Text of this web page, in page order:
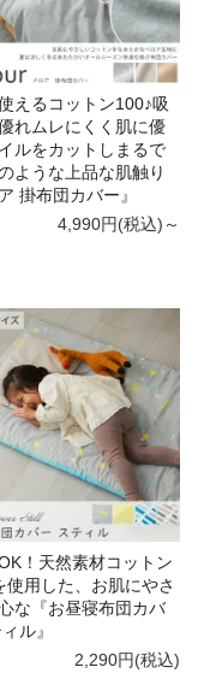
えるコットン100♪吸
れムレにくく肌に優
ルをカットしまるで
ような上品な肌触り
掛布団カバー』
4,990円(税込)～
！天然素材コットン
使用した、お肌にやさ
な『お昼寝布団カバ
ル』
2,290円(税込)